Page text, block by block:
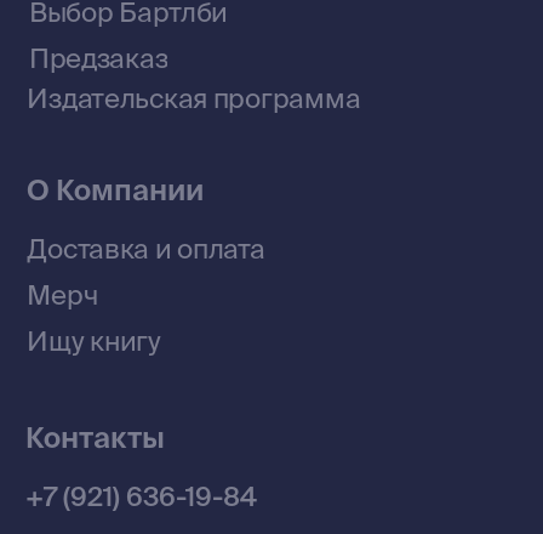
Договор оферты
Разработка MÓNT-DESIGN
© 2026 Все права защищены
Приобрести книги на Ozon
Telegram-канал